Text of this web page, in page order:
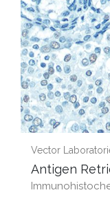
Vector
Antigen